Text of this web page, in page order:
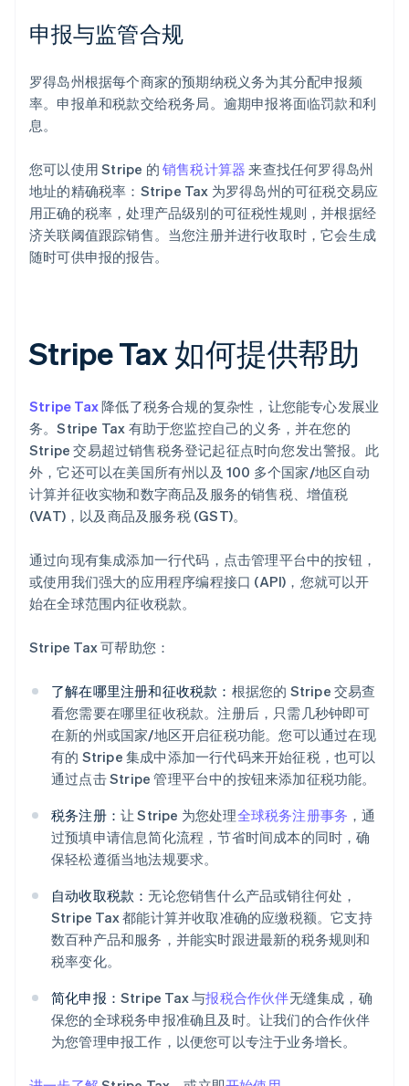
申报与监管合规
罗得岛州根据每个商家的预期纳税义务为其分配申报频
率。申报单和税款交给税务局。逾期申报将面临罚款和利
息。
您可以使用 Stripe 的 销售税计算器 来查找任何罗得岛州
地址的精确税率：Stripe Tax 为罗得岛州的可征税交易应
用正确的税率，处理产品级别的可征税性规则，并根据经
济关联阈值跟踪销售。当您注册并进行收取时，它会生成
随时可供申报的报告。
Stripe Tax 如何提供帮助
Stripe Tax降低了税务合规的复杂性，让您能专心发展业
务。Stripe Tax 有助于您监控自己的义务，并在您的
Stripe 交易超过销售税务登记起征点时向您发出警报。此
外，它还可以在美国所有州以及 100 多个国家/地区自动
计算并征收实物和数字商品及服务的销售税、增值税
(VAT)，以及商品及服务税 (GST)。
通过向现有集成添加一行代码，点击管理平台中的按钮，
或使用我们强大的应用程序编程接口 (API)，您就可以开
始在全球范围内征收税款。
Stripe Tax 可帮助您：
了解在哪里注册和征收税款： 根据您的 Stripe 交易查
看您需要在哪里征收税款。注册后，只需几秒钟即可
在新的州或国家/地区开启征税功能。您可以通过在现
有的 Stripe 集成中添加一行代码来开始征税，也可以
通过点击 Stripe 管理平台中的按钮来添加征税功能。
税务注册： 让 Stripe 为您处理全球税务注册事务 ，通
过预填申请信息简化流程，节省时间成本的同时，确
保轻松遵循当地法规要求。
自动收取税款：无论您销售什么产品或销往何处，
Stripe Tax 都能计算并收取准确的应缴税额。它支持
数百种产品和服务，并能实时跟进最新的税务规则和
税率变化。
简化申报： Stripe Tax 与报税合作伙伴无缝集成，确
保您的全球税务申报准确且及时。让我们的合作伙伴
为您管理申报工作，以便您可以专注于业务增长。
阿联酋
English
爱尔兰
English
English
奥地利
DeutschEnglish
澳大利亚